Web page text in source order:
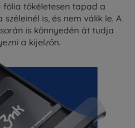
fólia tökéletesen tapad a
széleinél is, és nem válik le. A
is könnyedén át tudja
a kijelzőn.